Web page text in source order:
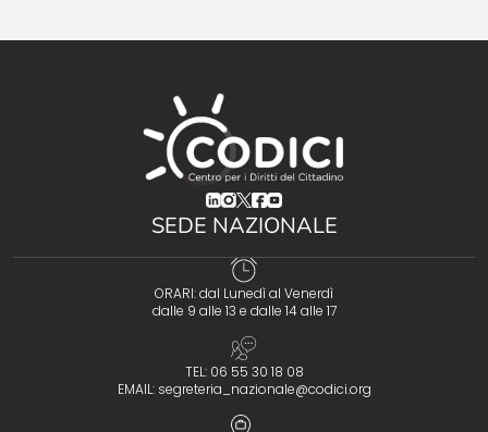
(opens in a new tab)
(opens in a new tab)
(opens in a new tab)
(opens in a new tab)
(opens in a new tab)
SEDE NAZIONALE
ORARI: dal Lunedì al Venerdì
dalle 9 alle 13 e dalle 14 alle 17
TEL: 06 55 30 18 08
EMAIL: segreteria_nazionale@codici.org